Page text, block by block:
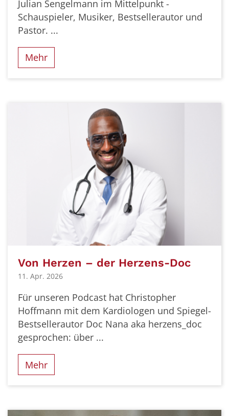
Julian Sengelmann im Mittelpunkt -
Schauspieler, Musiker, Bestsellerautor und
Pastor. ...
Mehr
Von Herzen – der Herzens-Doc
11. Apr. 2026
Für unseren Podcast hat Christopher
Hoffmann mit dem Kardiologen und Spiegel-
Bestsellerautor Doc Nana aka herzens_doc
gesprochen: über ...
Mehr